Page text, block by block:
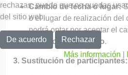
Cambio de fecha o lugar:
o el lugar de realización del
podrá optar por aceptar el
reembolso completo.
3. Sustitución de participantes:
rechazas, puede que no puedas
del sitio web.
De acuerdo
Rechazar
Más información